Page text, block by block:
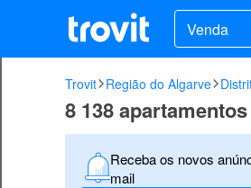
Venda
Trovit Região do Algarve
8 138
Receba os novos
mail